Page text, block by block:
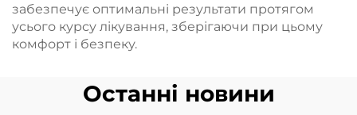
забезпечує оптимальні результати протягом
усього курсу лікування, зберігаючи при цьому
комфорт і безпеку.
Останні новини